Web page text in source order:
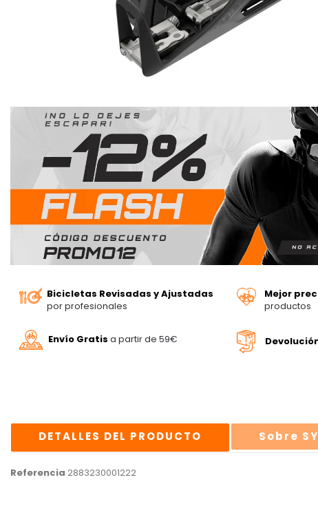
Bicicletas Revisadas y Ajustadas
por profesionales
Mejor
productos
Envío Gratis a partir de 59€
DETALLES DEL PRODUCTO Sobre
Referencia 2883230001222